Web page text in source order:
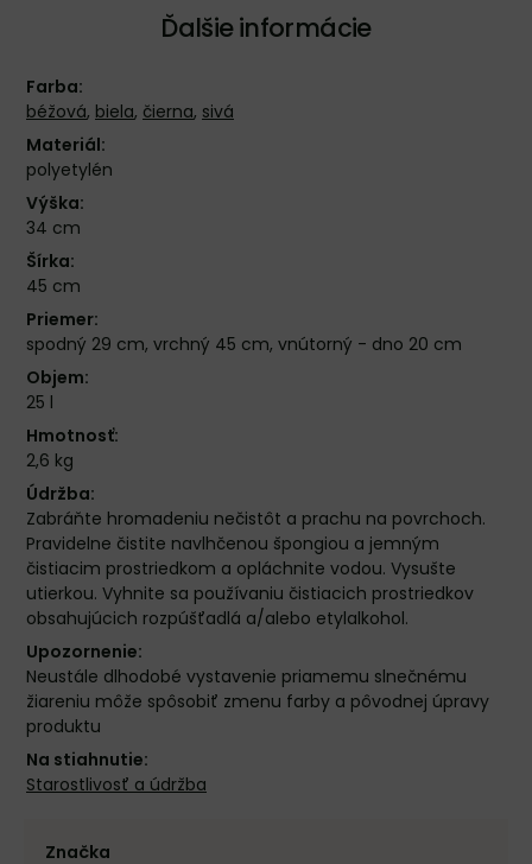
Ďalšie informácie
Farba:
béžová, biela, čierna, sivá
Materiál:
polyetylén
Výška:
34 cm
Šírka:
45 cm
Priemer:
spodný 29 cm, vrchný 45 cm, vnútorný - dno 20 cm
Objem:
25 l
Hmotnosť:
2,6 kg
Údržba:
Zabráňte hromadeniu nečistôt a prachu na povrchoch.
Pravidelne čistite navlhčenou špongiou a jemným
čistiacim prostriedkom a opláchnite vodou. Vysušte
utierkou. Vyhnite sa používaniu čistiacich prostriedkov
obsahujúcich rozpúšťadlá a/alebo etylalkohol.
Upozornenie:
Neustále dlhodobé vystavenie priamemu slnečnému
žiareniu môže spôsobiť zmenu farby a pôvodnej úpravy
produktu
Na stiahnutie:
Starostlivosť a údržba
Značka